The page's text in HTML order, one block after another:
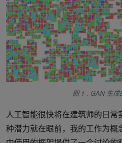
图 1 . GAN 生成
人工智能很快将在建筑师的日
种潜力就在眼前，我的工作为